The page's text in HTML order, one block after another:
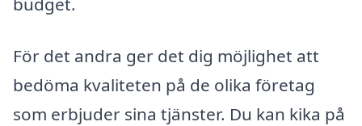
För det andra ger det dig möjlighet att
bedöma kvaliteten på de olika företag
som erbjuder sina tjänster. Du kan kika på